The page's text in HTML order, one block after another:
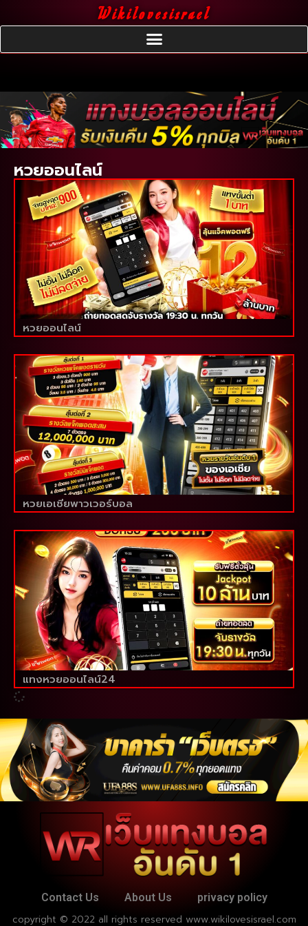
Wikilovesisrael
หวยออนไลน์
หวยออนไลน์
หวยเอเชียพาวเวอร์บอล
แทงหวยออนไลน์24
Contact Us About Us privacy policy
copyright © 2022 all rights reserved www.wikilovesisrael.com